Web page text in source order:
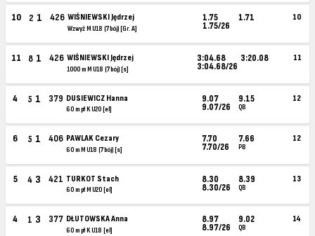
10 2 1 426 WIŚNIEWSKI Jędrzej
Wzwyż M U18 (7bój) [Gr. A]
1.75
1.75/26
1.71 10
11 8 1 426 WIŚNIEWSKI Jędrzej
1000 m M U18 (7bój) [s]
3:04.68
3:04.68/26
3:20.08 11
4 5 1 379 DUSIEWICZ Hanna
60 m pł K U20 [el]
9.07
9.07/26
9.15
QB
12
6 5 1 406 PAWLAK Cezary
60 m M U18 (7bój) [s]
7.70
7.70/26
7.66
PB
12
5 4 3 421 TURKOT Stach
60 m pł M U20 [el]
8.30
8.30/26
8.39
QB
13
4 1 3 377 DŁUTOWSKA Anna
60 m pł K U18 [el]
8.97
8.97/26
9.02
QB
14